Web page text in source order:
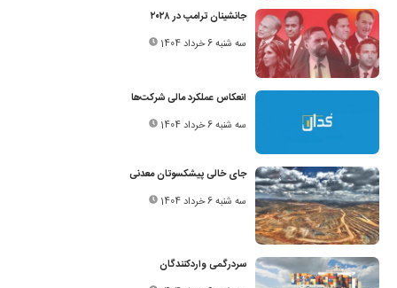
جانشینان ترامپ در ۲۰۲۸
سه شنبه 6 خرداد 1404
انعکاس عملکرد مالی شرکت‌ها
سه شنبه 6 خرداد 1404
جای خالی پیشکسوتان معدنی
سه شنبه 6 خرداد 1404
سردرگمی واردکنندگان